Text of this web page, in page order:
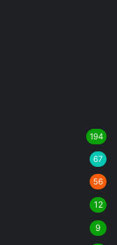
194
67
56
12
9